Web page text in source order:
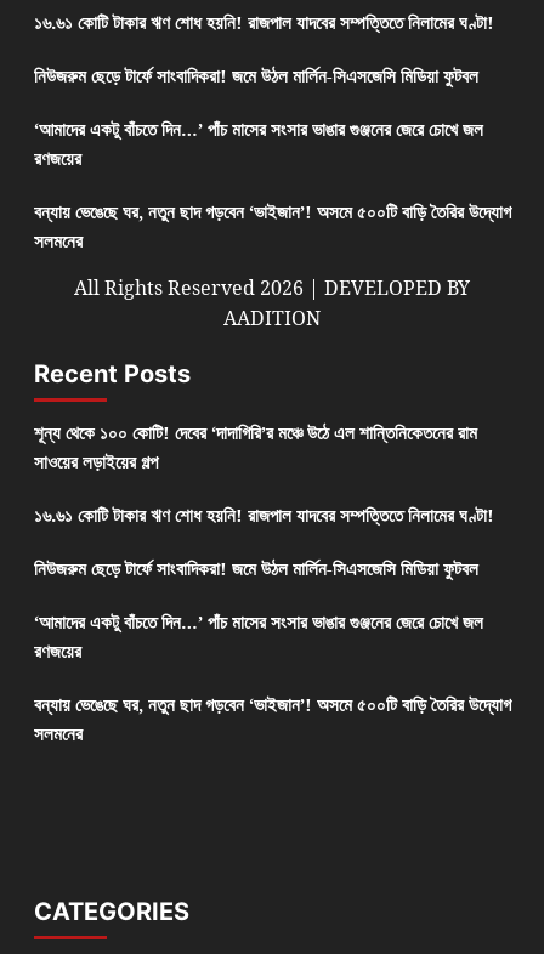
১৬.৬১ কোটি টাকার ঋণ শোধ হয়নি! রাজপাল যাদবের সম্পত্তিতে নিলামের ঘণ্টা!
নিউজরুম ছেড়ে টার্ফে সাংবাদিকরা! জমে উঠল মার্লিন-সিএসজেসি মিডিয়া ফুটবল
‘আমাদের একটু বাঁচতে দিন…’ পাঁচ মাসের সংসার ভাঙার গুঞ্জনের জেরে চোখে জল
রণজয়ের
বন্যায় ভেঙেছে ঘর, নতুন ছাদ গড়বেন ‘ভাইজান’! অসমে ৫০০টি বাড়ি তৈরির উদ্যোগ
সলমনের
All Rights Reserved 2026 | DEVELOPED BY
AADITION
Recent Posts
শূন্য থেকে ১০০ কোটি! দেবের ‘দাদাগিরি’র মঞ্চে উঠে এল শান্তিনিকেতনের রাম
সাওয়ের লড়াইয়ের গল্প
১৬.৬১ কোটি টাকার ঋণ শোধ হয়নি! রাজপাল যাদবের সম্পত্তিতে নিলামের ঘণ্টা!
নিউজরুম ছেড়ে টার্ফে সাংবাদিকরা! জমে উঠল মার্লিন-সিএসজেসি মিডিয়া ফুটবল
‘আমাদের একটু বাঁচতে দিন…’ পাঁচ মাসের সংসার ভাঙার গুঞ্জনের জেরে চোখে জল
রণজয়ের
বন্যায় ভেঙেছে ঘর, নতুন ছাদ গড়বেন ‘ভাইজান’! অসমে ৫০০টি বাড়ি তৈরির উদ্যোগ
সলমনের
CATEGORIES